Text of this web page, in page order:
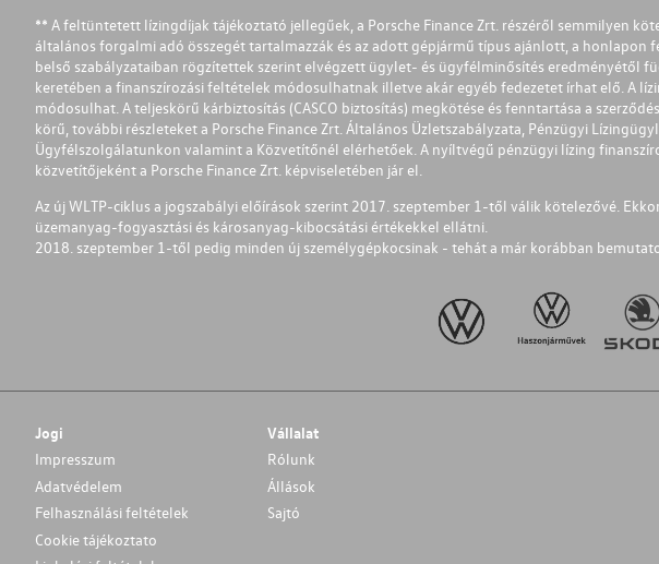
** A feltüntetett lízingdíjak tájékoztató jellegűek, a Porsche Finance Zrt. részéről semmilyen
általános forgalmi adó összegét tartalmazzák és az adott gépjármű típus ajánlott, a
belső szabályzataiban rögzítettek szerint elvégzett ügylet- és ügyfélminősítés eredményétől
keretében a finanszírozási feltételek módosulhatnak illetve akár egyéb fedezetet írhat elő. A
módosulhat. A teljeskörű kárbiztosítás (CASCO biztosítás) megkötése és fenntartása a
körű, további részleteket a Porsche Finance Zrt. Általános Üzletszabályzata, Pénzügyi
Ügyfélszolgálatunkon valamint a Közvetítőnél elérhetőek. A nyíltvégű pénzügyi lízing
közvetítőjeként a Porsche Finance Zrt. képviseletében jár el.
Az új WLTP-ciklus a jogszabályi előírások szerint 2017. szeptember 1-től válik kötelezővé.
üzemanyag-fogyasztási és károsanyag-kibocsátási értékekkel ellátni.
2018. szeptember 1-től pedig minden új személygépkocsinak - tehát a már korábban
Jogi
Impresszum
Adatvédelem
Felhasználási feltételek
Cookie tájékoztato
Vállalat
Rólunk
Állások
Sajtó